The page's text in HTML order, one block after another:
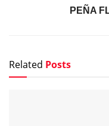
PEÑA
Related Posts